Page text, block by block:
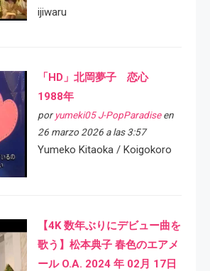
ijiwaru
「HD」北岡夢子 恋心
1988年
por yumeki05 J-PopParadiseen
26 marzo 2026 a las 3:57
Yumeko Kitaoka / Koigokoro
【4K 数年ぶりにデビュー曲を
歌う】松本典子 春色のエアメ
ール O.A. 2024 年 02月 17日